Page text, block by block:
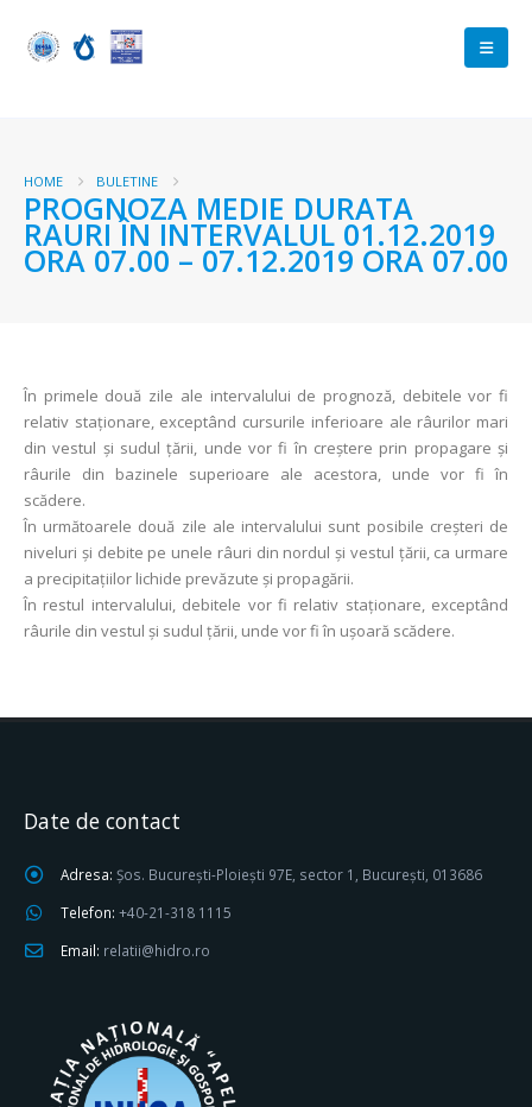
HOME BULETINE
PROGNOZA MEDIE DURATA
RAURI ÎN INTERVALUL 01.12.2019
ORA 07.00 – 07.12.2019 ORA 07.00
În primele două zile ale intervalului de prognoză, debitele vor fi
relativ staționare, exceptând cursurile inferioare ale râurilor mari
din vestul și sudul țării, unde vor fi în creștere prin propagare și
râurile din bazinele superioare ale acestora, unde vor fi în
scădere.
În următoarele două zile ale intervalului sunt posibile creșteri de
niveluri și debite pe unele râuri din nordul și vestul țării, ca urmare
a precipitațiilor lichide prevăzute și propagării.
În restul intervalului, debitele vor fi relativ staţionare, exceptând
râurile din vestul și sudul țării, unde vor fi în uşoară scădere.
Date de contact
Adresa: Șos. București-Ploiești 97E, sector 1, București, 013686
Telefon: +40-21-318 1115
Email: relatii@hidro.ro